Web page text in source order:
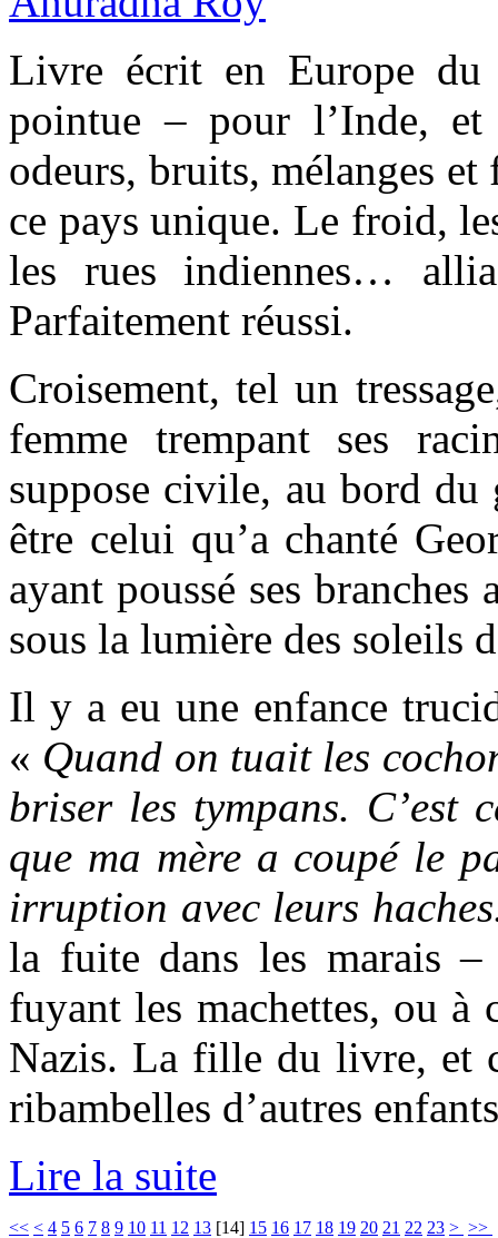
Livre écrit en Europe du
pointue – pour l’Inde, et
odeurs, bruits, mélanges
ce pays unique. Le froid,
les rues indiennes…
Parfaitement réussi.
Croisement, tel un
femme trempant ses
suppose civile, au bord
être celui qu’a chanté
ayant poussé ses
sous la lumière des soleils
Il y a eu une enfance
« Quand on tuait les
briser les tympans. C’est
que ma mère a coupé le
irruption avec leurs
la fuite dans les marais
fuyant les machettes, ou à
Nazis. La fille du livre, et
ribambelles d’autres
Lire la suite
<< < 4 5 6 7 8 9 10 11 12 13 [14] 15 16 17 18 19 20 21 22 23 > >>